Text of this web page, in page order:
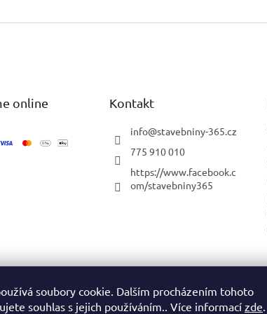
soubory cookie. Dalším procházením tohoto
souhlas s jejich používáním.. Více informací zde.
online
Kontakt
info@stavebniny-365.cz
775 910 010
https://www.facebook.c
om/stavebniny365